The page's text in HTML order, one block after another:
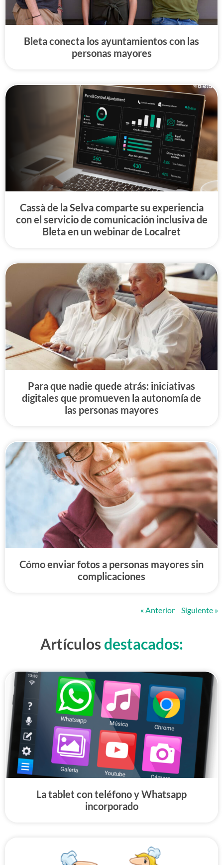
Bleta conecta los ayuntamientos con las
personas mayores
Cassà de la Selva comparte su experiencia
con el servicio de comunicación inclusiva de
Bleta en un webinar de Localret
Para que nadie quede atrás: iniciativas
digitales que promueven la autonomía de
las personas mayores
Cómo enviar fotos a personas mayores sin
complicaciones
« Anterior Siguiente »
Artículos destacados:
La tablet con teléfono y Whatsapp
incorporado